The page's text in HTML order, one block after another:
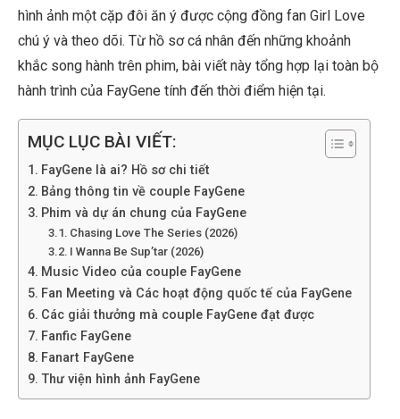
hình ảnh một cặp đôi ăn ý được cộng đồng fan Girl Love
chú ý và theo dõi. Từ hồ sơ cá nhân đến những khoảnh
khắc song hành trên phim, bài viết này tổng hợp lại toàn bộ
hành trình của FayGene tính đến thời điểm hiện tại.
MỤC LỤC BÀI VIẾT:
FayGene là ai? Hồ sơ chi tiết
Bảng thông tin về couple FayGene
Phim và dự án chung của FayGene
Chasing Love The Series (2026)
I Wanna Be Sup’tar (2026)
Music Video của couple FayGene
Fan Meeting và Các hoạt động quốc tế của FayGene
Các giải thưởng mà couple FayGene đạt được
Fanfic FayGene
Fanart FayGene
Thư viện hình ảnh FayGene